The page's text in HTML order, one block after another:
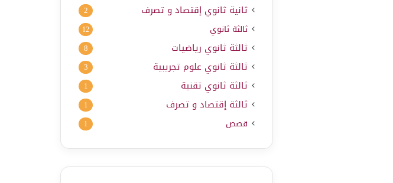
ثانية ثانوي إقتصاد و تصرف 2
ثالثة ثانوي 12
ثالثة ثانوي رياضيات 8
ثالثة ثانوي علوم تجريبية 3
ثالثة ثانوي تقنية 1
ثالثة إقتصاد و تصرف 1
قصص 1